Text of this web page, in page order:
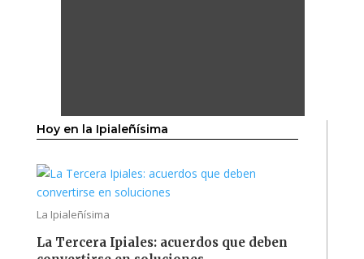
Hoy en la Ipialeñísima
La Ipialeñísima
La Tercera Ipiales: acuerdos que deben